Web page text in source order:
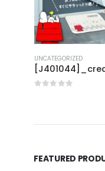
UNCATEGORIZED
FEATURED